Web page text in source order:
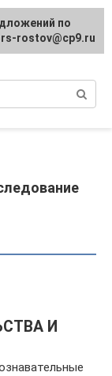
И
по
rostov@cp9.ru